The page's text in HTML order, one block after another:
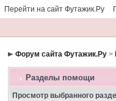
Перейти на сайт Футажик.Ру
Форум сайта Футажик.Ру >
Разделы помощи
Просмотр выбранного